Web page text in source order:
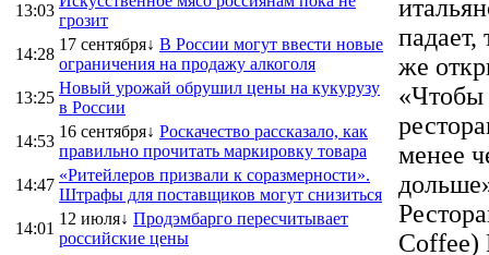
13:03
грозит
14:28
17 сентября↓ В России могут ввести новые
ограничения на продажу алкоголя
13:25
Новый урожай обрушил цены на кукурузу
в России
14:53
16 сентября↓ Роскачество рассказало, как
правильно прочитать маркировку товара
14:47
«Ритейлеров призвали к соразмерности».
Штрафы для поставщиков могут снизиться
14:01
12 июля↓ Продэмбарго пересчитывает
российские цены
падает,
же
«Чтобы
менее
Coffee)